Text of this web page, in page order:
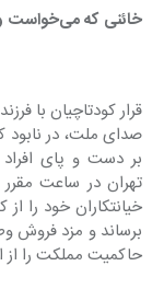
خائنی که می‌خواست وطن را به خاک و خون بکشد فرار کرد
صدای ملت، در نابود
تهران در ساعت
خیانتکاران خود را
برساند و مزد فروش
حاکمیت مملکت را از